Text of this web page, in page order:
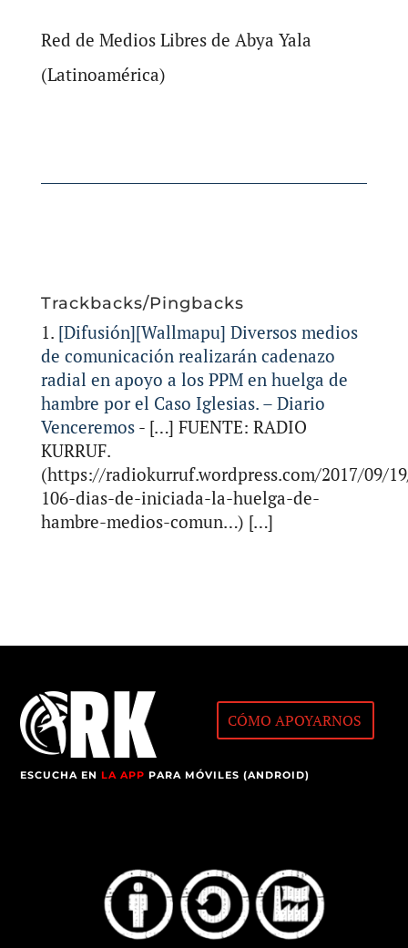
Red de Medios Libres de Abya Yala
(Latinoamérica)
Trackbacks/Pingbacks
[Difusión][Wallmapu] Diversos medios
de comunicación realizarán cadenazo
radial en apoyo a los PPM en huelga de
hambre por el Caso Iglesias. – Diario
Venceremos- […] FUENTE: RADIO
KURRUF.
(https://radiokurruf.wordpress.com/2017/09/
106-dias-de-iniciada-la-huelga-de-
hambre-medios-comun…) […]
CÓMO APOYARNOS
ESCUCHA ENLA APP PARA MÓVILES (ANDROID)